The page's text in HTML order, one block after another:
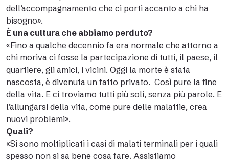
dell’accompagnamento che ci porti accanto a chi ha
bisogno».
È una cultura che abbiamo perduto?
«Fino a qualche decennio fa era normale che attorno a
chi moriva ci fosse la partecipazione di tutti, il paese, il
quartiere, gli amici, i vicini. Oggi la morte è stata
nascosta, è divenuta un fatto privato. Così pure la fine
della vita. E ci troviamo tutti più soli, senza più parole. E
l’allungarsi della vita, come pure delle malattie, crea
nuovi problemi».
Quali?
«Si sono moltiplicati i casi di malati terminali per i quali
spesso non si sa bene cosa fare. Assistiamo